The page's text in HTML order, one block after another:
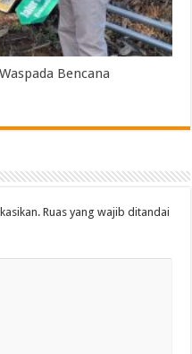
Bencana
Ruas yang wajib ditandai